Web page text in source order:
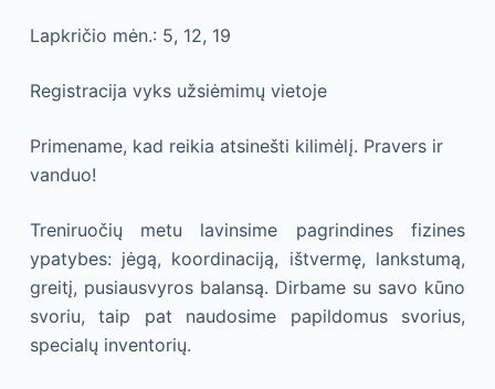
Lapkričio mėn.: 5, 12, 19
Registracija vyks užsiėmimų vietoje
Primename, kad reikia atsinešti kilimėlį. Pravers ir
vanduo!
Treniruočių metu lavinsime pagrindines fizines
ypatybes: jėgą, koordinaciją, ištvermę, lankstumą,
greitį, pusiausvyros balansą. Dirbame su savo kūno
svoriu, taip pat naudosime papildomus svorius,
specialų inventorių.